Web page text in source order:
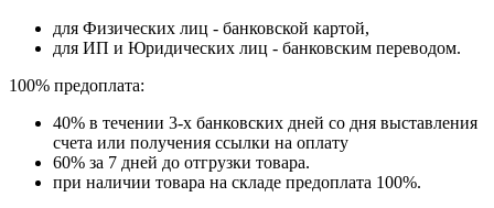
для Физических лиц - банковской картой,
для ИП и Юридических лиц - банковским переводом.
100% предоплата:
40% в течении 3-х банковских дней со дня выставления
счета или получения ссылки на оплату
60% за 7 дней до отгрузки товара.
при наличии товара на складе предоплата 100%.